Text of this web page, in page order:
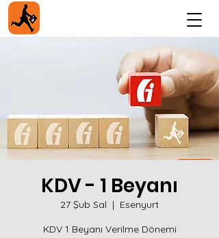
KDV - 1 Beyanı
27 Şub Sal
  |
Esenyurt
KDV 1 Beyanı Verilme Dönemi